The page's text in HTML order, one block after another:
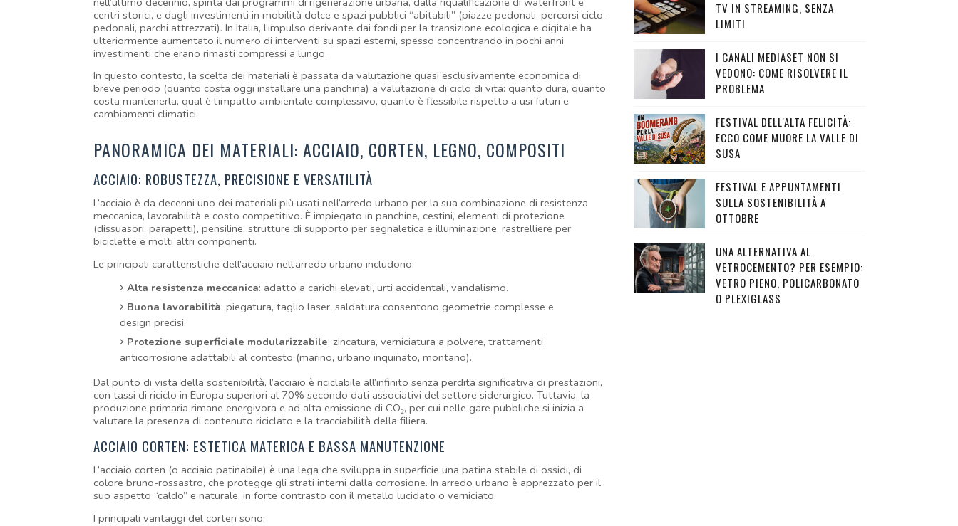
centri storici, e dagli investimenti in mobilità dolce e spazi pubblici “abitabili” (piazze pedonali, percorsi ciclo-
pedonali, parchi attrezzati). In Italia, l’impulso derivante dai fondi per la transizione ecologica e digitale ha
ulteriormente aumentato il numero di interventi su spazi esterni, spesso concentrando in pochi anni
investimenti che erano rimasti compressi a lungo.
In questo contesto, la scelta dei materiali è passata da valutazione quasi esclusivamente economica di
breve periodo (quanto costa oggi installare una panchina) a valutazione di ciclo di vita: quanto dura, quanto
costa mantenerla, qual è l’impatto ambientale complessivo, quanto è flessibile rispetto a usi futuri e
cambiamenti climatici.
PANORAMICA DEI MATERIALI: ACCIAIO, CORTEN, LEGNO, COMPOSITI
ACCIAIO: ROBUSTEZZA, PRECISIONE E VERSATILITÀ
L’acciaio è da decenni uno dei materiali più usati nell’arredo urbano per la sua combinazione di resistenza
meccanica, lavorabilità e costo competitivo. È impiegato in panchine, cestini, elementi di protezione
(dissuasori, parapetti), pensiline, strutture di supporto per segnaletica e illuminazione, rastrelliere per
biciclette e molti altri componenti.
Le principali caratteristiche dell’acciaio nell’arredo urbano includono:
Alta resistenza meccanica: adatto a carichi elevati, urti accidentali, vandalismo.
Buona lavorabilità: piegatura, taglio laser, saldatura consentono geometrie complesse e
design precisi.
Protezione superficiale modularizzabile: zincatura, verniciatura a polvere, trattamenti
anticorrosione adattabili al contesto (marino, urbano inquinato, montano).
Dal punto di vista della sostenibilità, l’acciaio è riciclabile all’infinito senza perdita significativa di prestazioni,
con tassi di riciclo in Europa superiori al 70% secondo dati associativi del settore siderurgico. Tuttavia, la
produzione primaria rimane energivora e ad alta emissione di CO₂, per cui nelle gare pubbliche si inizia a
valutare la presenza di contenuto riciclato e la tracciabilità della filiera.
ACCIAIO CORTEN: ESTETICA MATERICA E BASSA MANUTENZIONE
L’acciaio corten (o acciaio patinabile) è una lega che sviluppa in superficie una patina stabile di ossidi, di
colore bruno-rossastro, che protegge gli strati interni dalla corrosione. In arredo urbano è apprezzato per il
suo aspetto “caldo” e naturale, in forte contrasto con il metallo lucidato o verniciato.
I principali vantaggi del corten sono:
TV IN STREAMING, SENZA
LIMITI
I CANALI MEDIASET NON SI
VEDONO: COME RISOLVERE IL
PROBLEMA
FESTIVAL DELL'ALTA FELICITÀ:
ECCO COME MUORE LA VALLE DI
SUSA
FESTIVAL E APPUNTAMENTI
SULLA SOSTENIBILITÀ A
OTTOBRE
UNA ALTERNATIVA AL
VETROCEMENTO? PER ESEMPIO:
VETRO PIENO, POLICARBONATO
O PLEXIGLASS